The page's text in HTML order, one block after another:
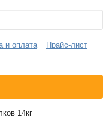
и оплата
Прайс-лист
14кг